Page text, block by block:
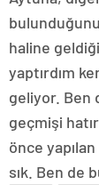
haline
yaptırdım
geliyor. Ben
geçmişi
önce
sık. Ben de